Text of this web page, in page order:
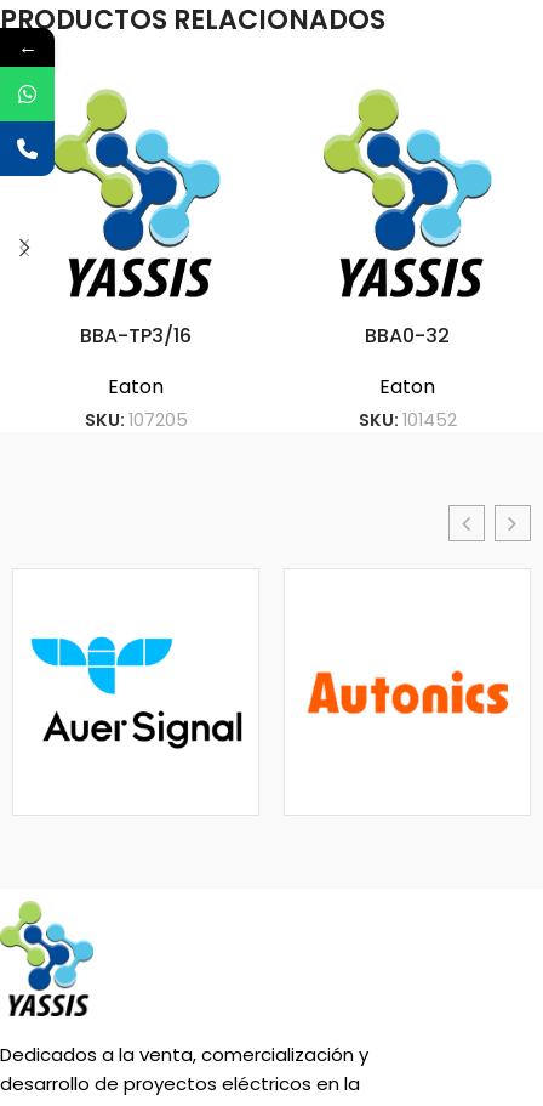
PRODUCTOS RELACIONADOS
BBA-TP3/16
Eaton
SKU: 107205
BBA0-32
Eaton
SKU: 101452
Dedicados a la venta, comercialización y
desarrollo de proyectos eléctricos en la
←